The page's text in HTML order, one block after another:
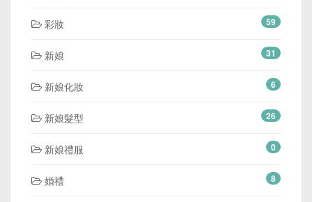
彩妝 59
新娘 31
新娘化妝 6
新娘髮型 26
新娘禮服 0
婚禮 8